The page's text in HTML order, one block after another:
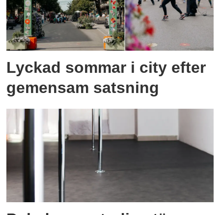
Lyckad sommar i city efter
gemensam satsning